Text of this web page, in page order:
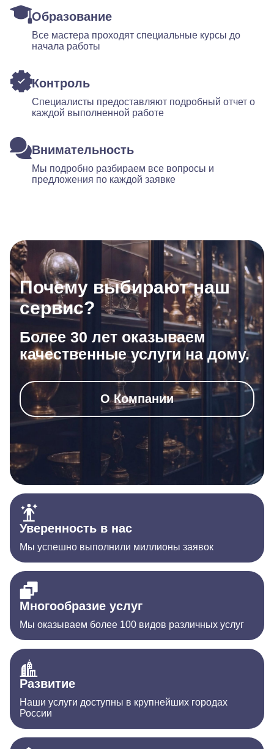
Образование
Все мастера проходят специальные курсы до
начала работы
Контроль
Специалисты предоставляют подробный отчет о
каждой выполненной работе
Внимательность
Мы подробно разбираем все вопросы и
предложения по каждой заявке
Почему выбирают наш
сервис?
Более 30 лет оказываем
качественные услуги на дому.
О Компании
Уверенность в нас
Мы успешно выполнили миллионы заявок
Многообразие услуг
Мы оказываем более 100 видов различных услуг
Развитие
Наши услуги доступны в крупнейших городах
России